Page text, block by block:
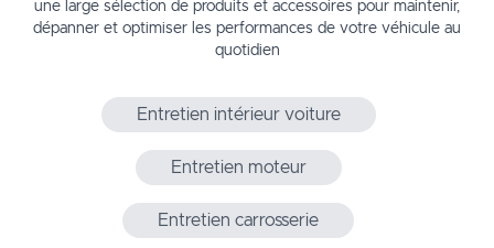
une large sélection de produits et accessoires pour maintenir,
dépanner et optimiser les performances de votre véhicule au
quotidien
Entretien intérieur voiture
Entretien moteur
Entretien carrosserie